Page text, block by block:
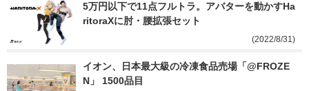
5万円以下で11点フルトラ。アバターを動かすHa
ritoraXに肘・腰拡張セット
(2022/8/31)
イオン、日本最大級の冷凍食品売場「@FROZE
N」 1500品目